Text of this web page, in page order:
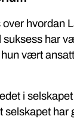
hvordan
suksess har
vært
i